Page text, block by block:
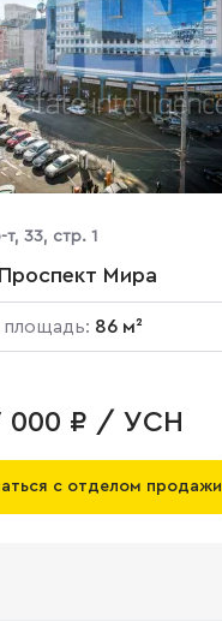
33, стр. 1
Мира
86 м²
000 ₽ / УСН
с отделом продажи